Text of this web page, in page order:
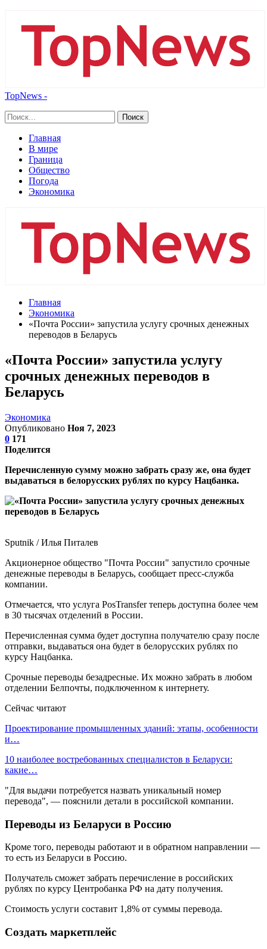
TopNews -
Главная
В мире
Граница
Общество
Погода
Экономика
Главная
Экономика
«Почта России» запустила услугу срочных денежных
переводов в Беларусь
«Почта России» запустила услугу
срочных денежных переводов в
Беларусь
Экономика
Опубликовано Ноя 7, 2023
0 171
Поделится
Перечисленную сумму можно забрать сразу же, она будет
выдаваться в белорусских рублях по курсу Нацбанка.
Sputnik / Илья Питалев
Акционерное общество "Почта России" запустило срочные
денежные переводы в Беларусь, сообщает пресс-служба
компании.
Отмечается, что услуга PosTransfer теперь доступна более чем
в 30 тысячах отделений в России.
Перечисленная сумма будет доступна получателю сразу после
отправки, выдаваться она будет в белорусских рублях по
курсу Нацбанка.
Срочные переводы безадресные. Их можно забрать в любом
отделении Белпочты, подключенном к интернету.
Сейчас читают
Проектирование промышленных зданий: этапы, особенности
и…
10 наиболее востребованных специалистов в Беларуси:
какие…
"Для выдачи потребуется назвать уникальный номер
перевода", — пояснили детали в российской компании.
Переводы из Беларуси в Россию
Кроме того, переводы работают и в обратном направлении —
то есть из Беларуси в Россию.
Получатель сможет забрать перечисление в российских
рублях по курсу Центробанка РФ на дату получения.
Стоимость услуги составит 1,8% от суммы перевода.
Создать маркетплейс